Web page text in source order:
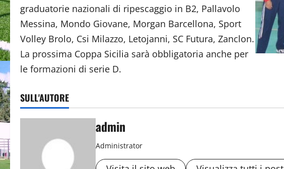
graduatorie nazionali di ripescaggio in B2, Pallavolo
Messina, Mondo Giovane, Morgan Barcellona, Sport
Volley Brolo, Csi Milazzo, Letojanni, SC Futura, Zanclon.
La prossima Coppa Sicilia sarà obbligatoria anche per
le formazioni di serie D.
SULL'AUTORE
admin
Administrator